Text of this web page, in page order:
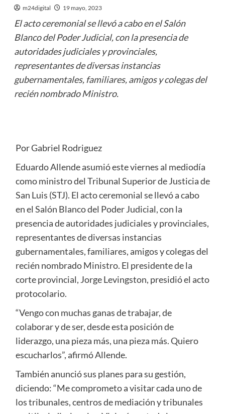
m24digital 19 mayo, 2023
El acto ceremonial se llevó a cabo en el Salón
Blanco del Poder Judicial, con la presencia de
autoridades judiciales y provinciales,
representantes de diversas instancias
gubernamentales, familiares, amigos y colegas del
recién nombrado Ministro.
Por Gabriel Rodriguez
Eduardo Allende asumió este viernes al mediodía
como ministro del Tribunal Superior de Justicia de
San Luis (STJ). El acto ceremonial se llevó a cabo
en el Salón Blanco del Poder Judicial, con la
presencia de autoridades judiciales y provinciales,
representantes de diversas instancias
gubernamentales, familiares, amigos y colegas del
recién nombrado Ministro. El presidente de la
corte provincial, Jorge Levingston, presidió el acto
protocolario.
“Vengo con muchas ganas de trabajar, de
colaborar y de ser, desde esta posición de
liderazgo, una pieza más, una pieza más. Quiero
escucharlos”, afirmó Allende.
También anunció sus planes para su gestión,
diciendo: “Me comprometo a visitar cada uno de
los tribunales, centros de mediación y tribunales